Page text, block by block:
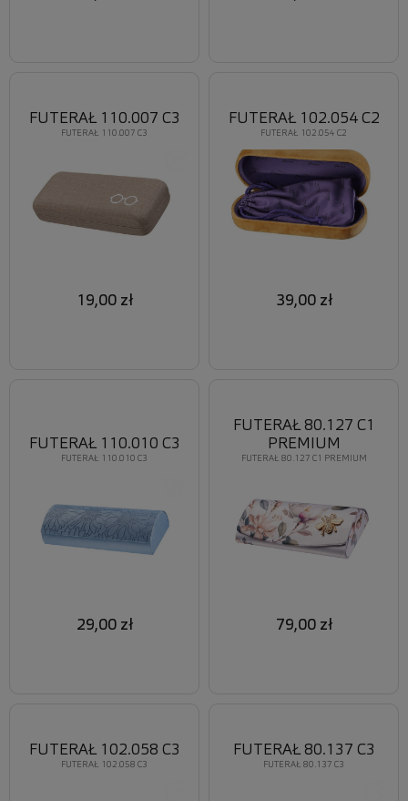
FUTERAŁ 110.007 C3
FUTERAŁ 110.007 C3
19,00 zł
FUTERAŁ 102.054 C2
FUTERAŁ 102.054 C2
39,00 zł
FUTERAŁ 110.010 C3
FUTERAŁ 110.010 C3
29,00 zł
FUTERAŁ 80.127 C1 PREMIUM
FUTERAŁ 80.127 C1
PREMIUM
79,00 zł
FUTERAŁ 102.058 C3
FUTERAŁ 102.058 C3
FUTERAŁ 80.137 C3
FUTERAŁ 80.137 C3